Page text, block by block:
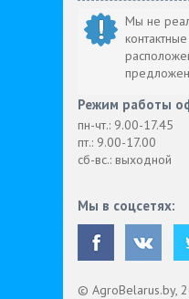
Мы не
Режим работы
пн-чт.: 9.00-17.45
пт.: 9.00-17.00
сб-вс.: выходной
Мы в соцсетях:
© AgroBelarus.by,